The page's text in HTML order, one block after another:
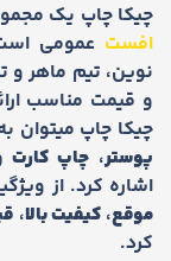
چیکا چاپ یک
افست عمومی
نوین، تیم ماهر و
و قیمت مناسب
چیکا چاپ میتوان
پوستر،چاپ کارت
اشاره کرد. از
موقع،کیفیت بالا،
کرد.